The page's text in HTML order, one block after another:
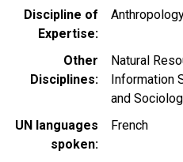
Discipline of
Expertise
Other
Disciplines
Natural
Information
and
UN languages
spoken
French